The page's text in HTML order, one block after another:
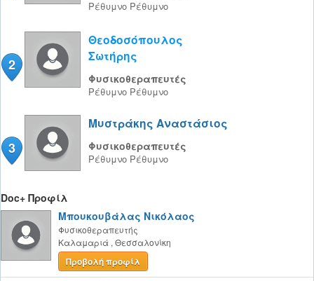
Ρέθυμνο Ρέθυμνο
2
Θεοδοσόπουλος
Σωτήρης
Φυσικοθεραπευτές
Ρέθυμνο Ρέθυμνο
3
Μυστράκης Αναστάσιος
Φυσικοθεραπευτές
Ρέθυμνο Ρέθυμνο
Doc+ Προφίλ
Μπουκουβάλας Νικόλαος
Φυσικοθεραπευτής
Καλαμαριά , Θεσσαλονίκη
Προβολή προφίλ